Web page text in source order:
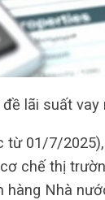
lãi suất vay
từ 01/7/
chế thị
Nhà